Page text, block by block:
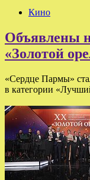
Кино
Объявлены
«Золотой
«Сердце Пармы»
в категории